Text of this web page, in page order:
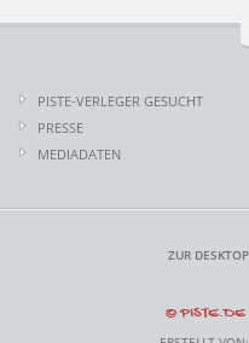
PISTE-VERLEGER GESUCHT
PRESSE
MEDIADATEN
ZUR
© PISTE.DE